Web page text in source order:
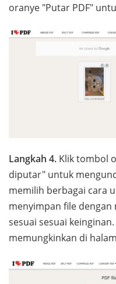
oranye "Putar PDF"
Langkah 4. Klik tombol
diputar" untuk
memilih berbagai cara
menyimpan file
sesuai sesuai
memungkinkan di